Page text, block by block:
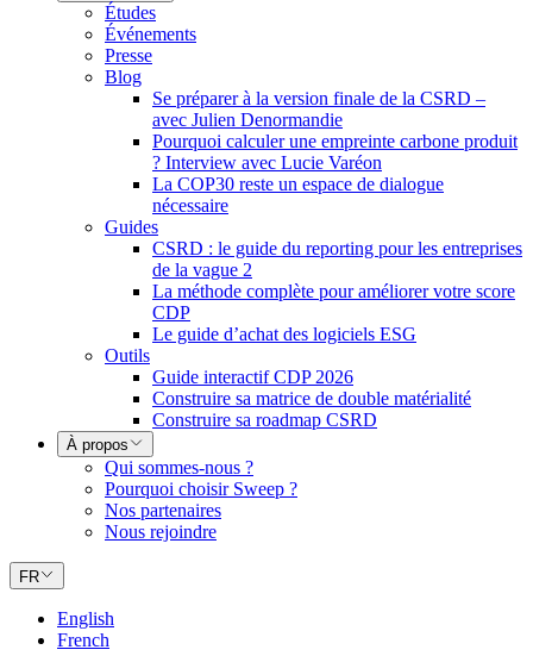
Études
Événements
Presse
Blog
Se préparer à la version finale de la CSRD –
avec Julien Denormandie
Pourquoi calculer une empreinte carbone produit
? Interview avec Lucie Varéon
La COP30 reste un espace de dialogue
nécessaire
Guides
CSRD : le guide du reporting pour les entreprises
de la vague 2
La méthode complète pour améliorer votre score
CDP
Le guide d’achat des logiciels ESG
Outils
Guide interactif CDP 2026
Construire sa matrice de double matérialité
Construire sa roadmap CSRD
À propos
Qui sommes-nous ?
Pourquoi choisir Sweep ?
Nos partenaires
Nous rejoindre
FR
English
French